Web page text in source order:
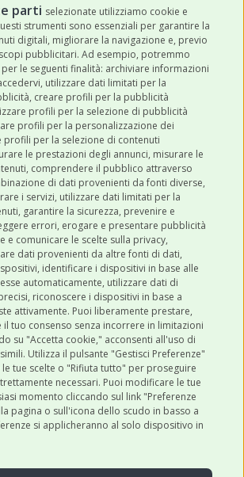
parti selezionate utilizziamo cookie e
strumenti sono essenziali per garantire la
digitali, migliorare la navigazione e, previo
pubblicitari. Ad esempio, potremmo
le seguenti finalità: archiviare informazioni
utilizzare dati limitati per la
creare profili per la pubblicità
profili per la selezione di pubblicità
profili per la personalizzazione dei
profili per la selezione di contenuti
le prestazioni degli annunci, misurare le
comprendere il pubblico attraverso
di dati provenienti da fonti diverse,
i servizi, utilizzare dati limitati per la
garantire la sicurezza, prevenire e
errori, erogare e presentare pubblicità
e comunicare le scelte sulla privacy,
dati provenienti da altre fonti di dati,
identificare i dispositivi in base alle
automaticamente, utilizzare dati di
riconoscere i dispositivi in base a
attivamente. Puoi liberamente prestare,
tuo consenso senza incorrere in limitazioni
su "Accetta cookie," acconsenti all'uso di
Utilizza il pulsante "Gestisci Preferenze"
tue scelte o "Rifiuta tutto" per proseguire
necessari. Puoi modificare le tue
momento cliccando sul link "Preferenze
pagina o sull'icona dello scudo in basso a
si applicheranno al solo dispositivo in
a ricevere newsletter,
e offerte promozionali da
Shop tramite email.*
ULTIMI POST
CATEGORIE
SHOP ONLINE
CONTATTI
0543 096850
Contattaci